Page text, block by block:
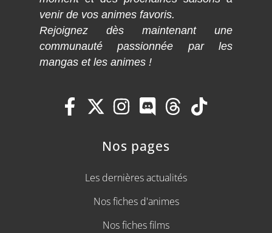
venir de vos animes favoris.
Rejoignez dès maintenant une
communauté passionnée par les
mangas et les animes !
Nos pages
Les dernières actualités
Nos fiches d'animes
Nos fiches films